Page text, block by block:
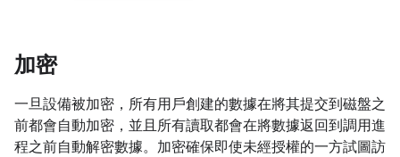
加密
一旦設備被加密，所有用戶創建的數據在將其提交到磁盤之
前都會自動加密，並且所有讀取都會在將數據返回到調用進
程之前自動解密數據。加密確保即使未經授權的一方試圖訪